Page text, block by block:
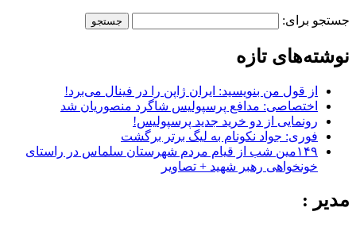
جستجو برای:
نوشته‌های تازه
از قول من بنویسید: ایران ژاپن را در فینال می‌برد!
اختصاصی: مدافع پرسپولیس شاگرد منصوریان شد
رونمایی از دو خرید جدید پرسپولیس!
فوری: جواد نکونام به لیگ برتر برگشت
۱۴۹مین شب از قیام مردم شهرستان سلماس در راستای
خونخواهی رهبر شهید + تصاویر
مدیر :